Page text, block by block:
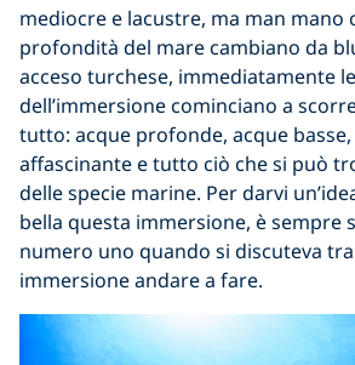
mediocre e lacustre, ma man mano
profondità del mare cambiano da
acceso turchese, immediatamente
dell’immersione cominciano a
tutto: acque profonde, acque
affascinante e tutto ciò che si può
delle specie marine. Per darvi
bella questa immersione, è sempre
numero uno quando si discuteva
immersione andare a fare.